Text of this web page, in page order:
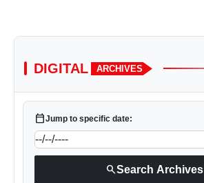
DIGITAL ARCHIVES
calendar_todayJump to specific date:
searchSearch Archives